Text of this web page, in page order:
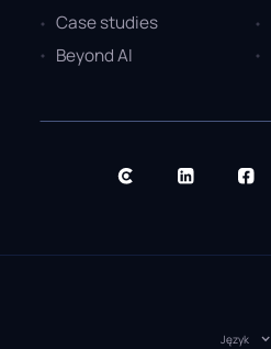
Case studies
Beyond AI
Język